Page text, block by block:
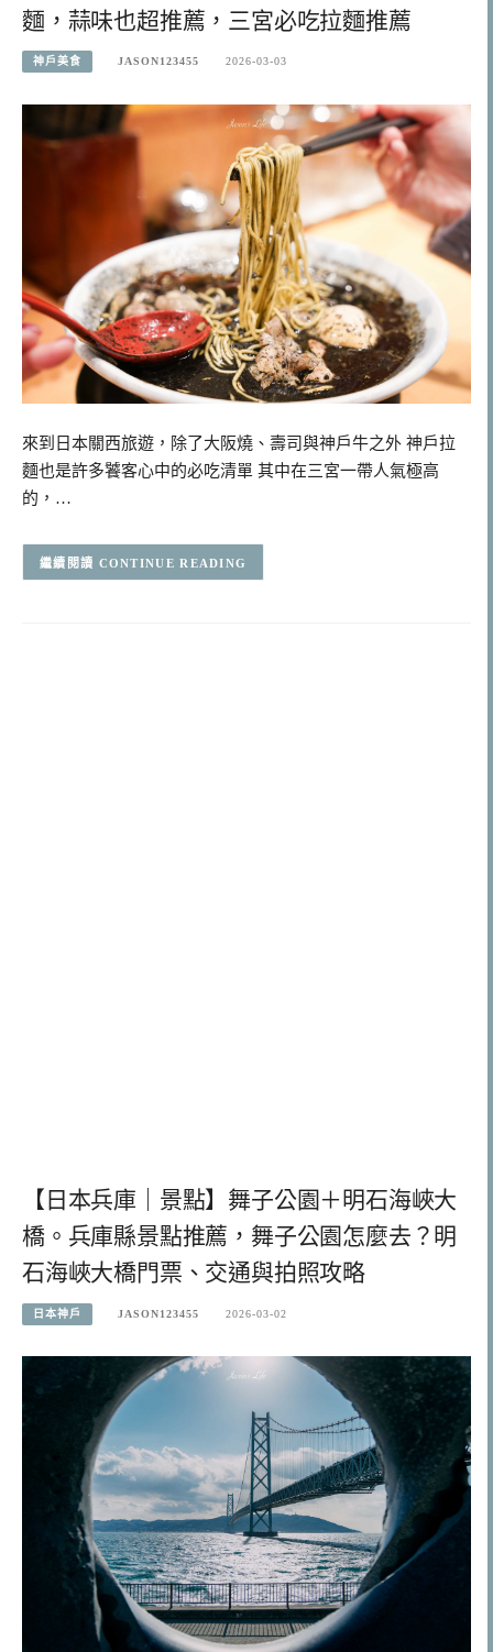
麵，蒜味也超推薦，三宮必吃拉麵推薦
神戶美食 JASON123455 2026-03-03
來到日本關西旅遊，除了大阪燒、壽司與神戶牛之外 神戶拉
麵也是許多饕客心中的必吃清單 其中在三宮一帶人氣極高
的，…
CONTINUE READING
【日本兵庫｜景點】舞子公園＋明石海峽大
橋。兵庫縣景點推薦，舞子公園怎麼去？明
石海峽大橋門票、交通與拍照攻略
日本神戶 JASON123455 2026-03-02